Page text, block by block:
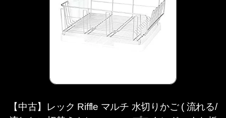
【中古】レック Riffle マルチ 水切りかご ( 流れる/